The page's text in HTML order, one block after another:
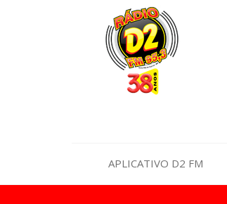
APLICATIVO D2 FM